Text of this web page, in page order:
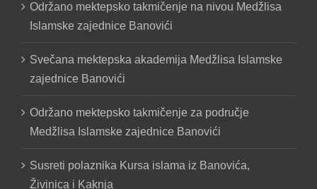
Održano mektepsko takmičenje na nivou Medžlisa
Islamske zajednice Banovići
Svečana mektepska akademija Medžlisa Islamske
zajednice Banovići
Održano mektepsko takmičenje za područje
Medžlisa Islamske zajednice Banovići
Susreti polaznika Kursa islama iz Banovića,
Živinica i Kaknja